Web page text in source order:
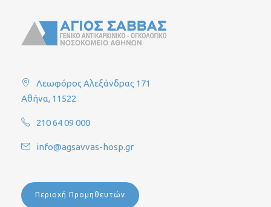
Λεωφόρος Αλεξάνδρας 171
Αθήνα, 11522
210 64 09 000
info@agsavvas-hosp.gr
Περιοχή Προμηθευτών